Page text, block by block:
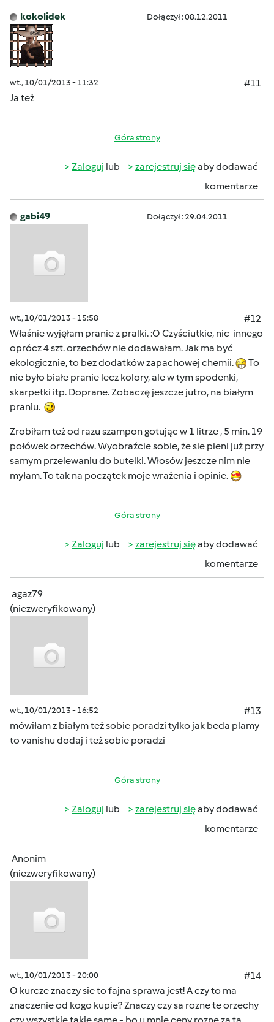
kokolidek Dołączył : 08.12.2011
wt., 10/01/2013 - 11:32
#11
Ja też
Góra strony
Zaloguj lub zarejestruj sięaby dodawać
komentarze
gabi49 Dołączył : 29.04.2011
wt., 10/01/2013 - 15:58
#12
Właśnie wyjęłam pranie z pralki. :O Czyściutkie, nic innego
oprócz 4 szt. orzechów nie dodawałam. Jak ma być
ekologicznie, to bez dodatków zapachowej chemii.
To
nie było białe pranie lecz kolory, ale w tym spodenki,
skarpetki itp. Doprane. Zobaczę jeszcze jutro, na białym
praniu.
Zrobiłam też od razu szampon gotując w 1 litrze , 5 min. 19
połówek orzechów. Wyobraźcie sobie, że sie pieni już przy
samym przelewaniu do butelki. Włosów jeszcze nim nie
myłam. To tak na początek moje wrażenia i opinie.
Góra strony
Zaloguj lub zarejestruj sięaby dodawać
komentarze
agaz79
(niezweryfikowany)
wt., 10/01/2013 - 16:52
#13
mówiłam z białym też sobie poradzi tylko jak beda plamy
to vanishu dodaj i też sobie poradzi
Góra strony
Zaloguj lub zarejestruj sięaby dodawać
komentarze
Anonim
(niezweryfikowany)
wt., 10/01/2013 - 20:00
#14
O kurcze znaczy sie to fajna sprawa jest! A czy to ma
znaczenie od kogo kupie? Znaczy czy sa rozne te orzechy